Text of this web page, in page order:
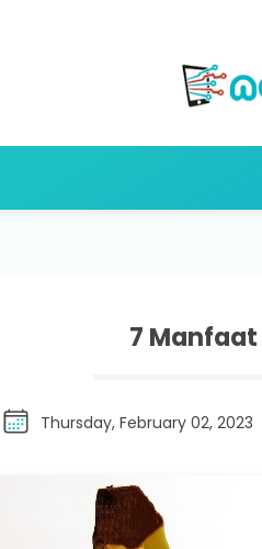
7
Thursday, February 02, 2023